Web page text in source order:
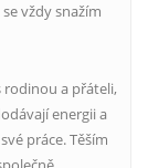
vždy snažím
rodinou a přáteli,
energii a
práce. Těším